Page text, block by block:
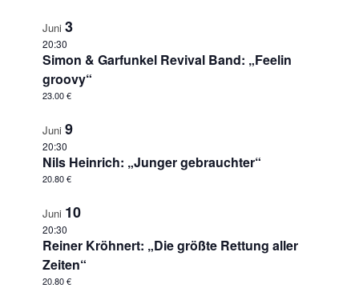
Juni3
20:30
Simon & Garfunkel Revival Band: „Feelin
groovy“
23.00 €
Juni9
20:30
Nils Heinrich: „Junger gebrauchter“
20.80 €
Juni 10
20:30
Reiner Kröhnert: „Die größte Rettung aller
Zeiten“
20.80 €